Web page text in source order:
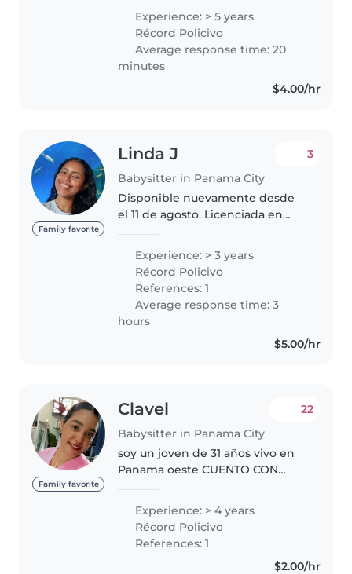
niños y tengo dos hermanos
menores. También he cuidado a
mis primos y a otros niños, Soy
maestra..
Experience: > 5 years
Récord Policivo
Average response time: 20
minutes
$4.00/hr
Family favorite
Linda J
Babysitter in Panama City
3
Disponible nuevamente desde
el 11 de agosto. Licenciada en
Experiencias con niños:
Cuidando a mi sobrinos y
vecinitos. Co - líder en
departamentos infantiles...
Experience: > 3 years
Récord Policivo
References: 1
Average response time: 3
hours
$5.00/hr
Family favorite
Clavel
Babysitter in Panama City
22
soy un joven de 31 años vivo en
Panama oeste CUENTO CON
meces y niños de año
*CONOSIMIENTO EN PRIMEROS
AUXILIOS..
Experience: > 4 years
Récord Policivo
References: 1
$2.00/hr